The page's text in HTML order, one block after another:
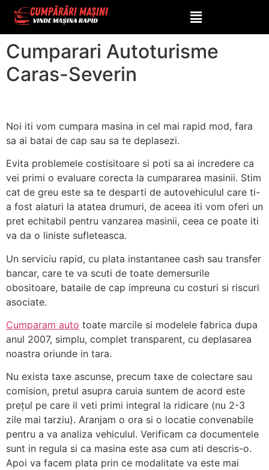
Severin
Cumparari Autoturisme
Caras-Severin
Noi iti vom cumpara masina in cel mai rapid mod, fara
sa ai batai de cap sau sa te deplasezi.
Evita problemele costisitoare si poti sa ai incredere ca
vei primi o evaluare corecta la cumpararea masinii. Stim
cat de greu este sa te desparti de autovehiculul care ti-
a fost alaturi la atatea drumuri, de aceea iti vom oferi un
pret echitabil pentru vanzarea masinii, ceea ce poate iti
va da o liniste sufleteasca.
Un serviciu rapid, cu plata instantanee cash sau transfer
bancar, care te va scuti de toate demersurile
obositoare, bataile de cap impreuna cu costuri si riscuri
asociate.
Cumparam auto toate marcile si modelele fabrica dupa
anul 2007, simplu, complet transparent, cu deplasarea
noastra oriunde in tara.
Nu exista taxe ascunse, precum taxe de colectare sau
comision, pretul asupra caruia suntem de acord este
prețul pe care il veti primi integral la ridicare (nu 2-3
zile mai tarziu). Aranjam o ora si o locatie convenabile
pentru a va analiza vehiculul. Verificam ca documentele
sunt in regula si ca masina este asa cum ati descris-o.
Apoi va facem plata prin ce modalitate va este mai